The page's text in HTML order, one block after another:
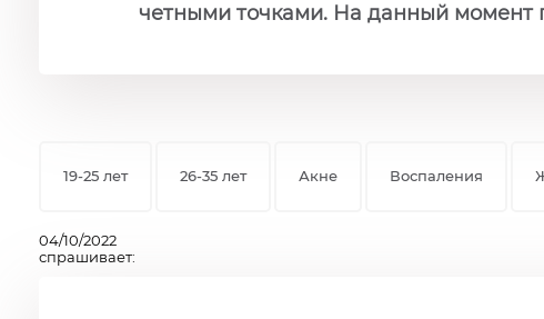
четными точками. На данный момент
19-25 лет 26-35 лет Акне Воспаления
04/10/2022
спрашивает: